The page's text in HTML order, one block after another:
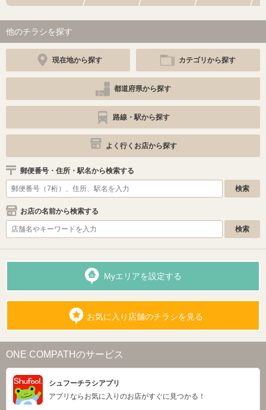
他のチラシを探す
現在地から探す カテゴリから探す
都道府県から探す
路線・駅から探す
よく行くお店から探す
郵便番号・住所・駅名から検索する
お店の名前から検索する
Myエリアを設定する
お気に入り店舗のチラシを見る
ONE COMPATHのサービス
シュフーチラシアプリ
アプリならお気に入りのお店がすぐに見つかる！